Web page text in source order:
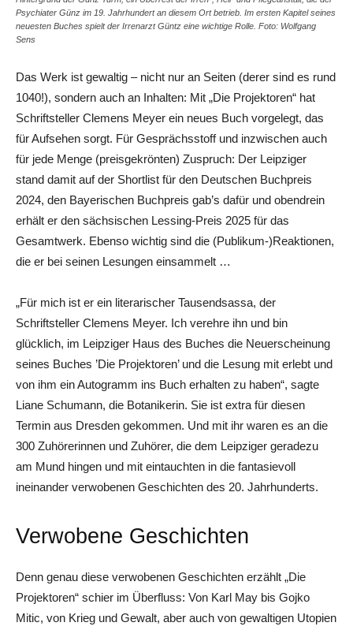
Psychiater Günz im 19. Jahrhundert an diesem Ort betrieb. Im ersten Kapitel seines
neuesten Buches spielt der Irrenarzt Güntz eine wichtige Rolle. Foto: Wolfgang
Sens
Das Werk ist gewaltig – nicht nur an Seiten (derer sind es rund
1040!), sondern auch an Inhalten: Mit „Die Projektoren“ hat
Schriftsteller Clemens Meyer ein neues Buch vorgelegt, das
für Aufsehen sorgt. Für Gesprächsstoff und inzwischen auch
für jede Menge (preisgekrönten) Zuspruch: Der Leipziger
stand damit auf der Shortlist für den Deutschen Buchpreis
2024, den Bayerischen Buchpreis gab’s dafür und obendrein
erhält er den sächsischen Lessing-Preis 2025 für das
Gesamtwerk. Ebenso wichtig sind die (Publikum-)Reaktionen,
die er bei seinen Lesungen einsammelt …
„Für mich ist er ein literarischer Tausendsassa, der
Schriftsteller Clemens Meyer. Ich verehre ihn und bin
glücklich, im Leipziger Haus des Buches die Neuerscheinung
seines Buches ’Die Projektoren’ und die Lesung mit erlebt und
von ihm ein Autogramm ins Buch erhalten zu haben“, sagte
Liane Schumann, die Botanikerin. Sie ist extra für diesen
Termin aus Dresden gekommen. Und mit ihr waren es an die
300 Zuhörerinnen und Zuhörer, die dem Leipziger geradezu
am Mund hingen und mit eintauchten in die fantasievoll
ineinander verwobenen Geschichten des 20. Jahrhunderts.
Verwobene Geschichten
Denn genau diese verwobenen Geschichten erzählt „Die
Projektoren“ schier im Überfluss: Von Karl May bis Gojko
Mitic, von Krieg und Gewalt, aber auch von gewaltigen Utopien